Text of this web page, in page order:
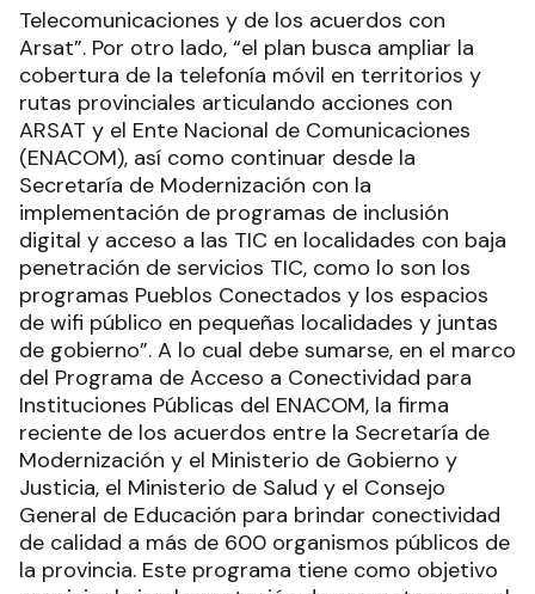
Telecomunicaciones y de los acuerdos con
Arsat”. Por otro lado, “el plan busca ampliar la
cobertura de la telefonía móvil en territorios y
rutas provinciales articulando acciones con
ARSAT y el Ente Nacional de Comunicaciones
(ENACOM), así como continuar desde la
Secretaría de Modernización con la
implementación de programas de inclusión
digital y acceso a las TIC en localidades con baja
penetración de servicios TIC, como lo son los
programas Pueblos Conectados y los espacios
de wifi público en pequeñas localidades y juntas
de gobierno”. A lo cual debe sumarse, en el marco
del Programa de Acceso a Conectividad para
Instituciones Públicas del ENACOM, la firma
reciente de los acuerdos entre la Secretaría de
Modernización y el Ministerio de Gobierno y
Justicia, el Ministerio de Salud y el Consejo
General de Educación para brindar conectividad
de calidad a más de 600 organismos públicos de
la provincia. Este programa tiene como objetivo